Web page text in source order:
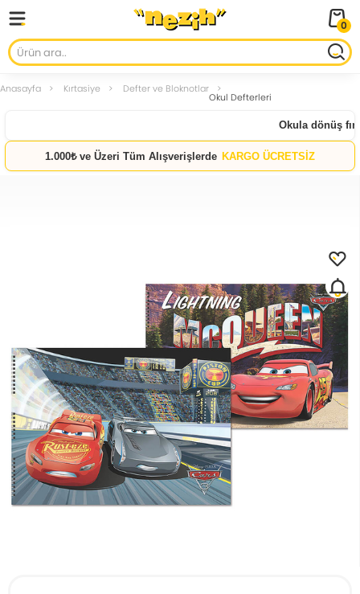
0
Anasayfa Kırtasiye Defter ve Bloknotlar
Okul Defterleri
Okula dönüş
1.000₺ ve Üzeri Tüm Alışverişlerde KARGO ÜCRETSİZ